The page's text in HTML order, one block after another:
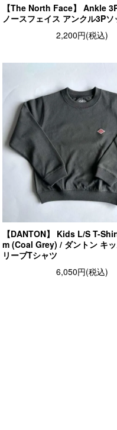
【The North Face】 Ankle
ノースフェイス アンクル3Pソ
2,200円(税込)
【DANTON】 Kids L/S T-
m (Coal Grey) / ダントン キ
リーブTシャツ
6,050円(税込)